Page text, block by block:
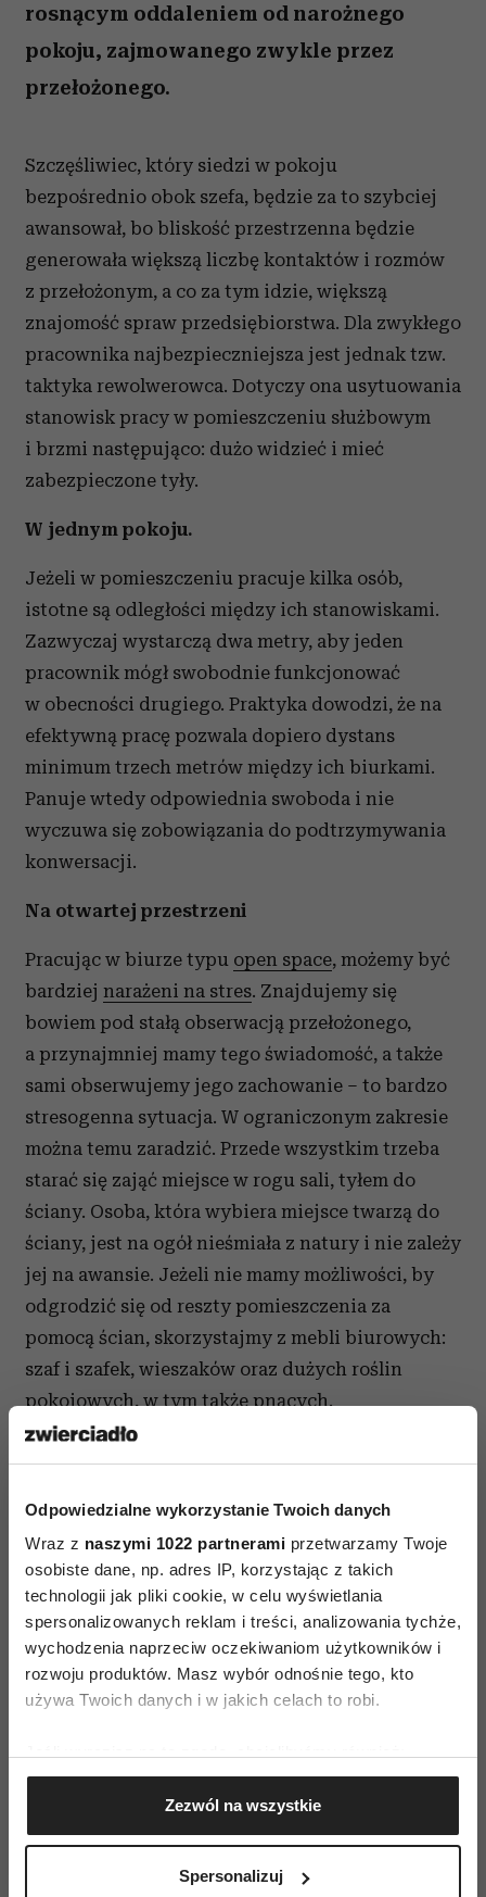
Odpowiedzialne wykorzystanie Twoich danych
Wraz z naszymi 1022 partnerami przetwarzamy Twoje
osobiste dane, np. adres IP, korzystając z takich
technologii jak pliki cookie, w celu wyświetlania
spersonalizowanych reklam i treści, analizowania tychże,
wychodzenia naprzeciw oczekiwaniom użytkowników i
rozwoju produktów. Masz wybór odnośnie tego, kto
używa Twoich danych i w jakich celach to robi.
Gromadzić dane dotyczące Twojej lokalizacji
geograficznej z dokładnością nawet do kilku metrów
Identyfikować Twoje urządzenie, aktywnie
(fingerprinting, czyli wirtualny odcisk palca)
Zezwól na wszystkie
Spersonalizuj
rosnącym oddaleniem od narożnego
pokoju, zajmowanego zwykle przez
przełożonego.
Szczęśliwiec, który siedzi w pokoju
bezpośrednio obok szefa, będzie za to szybciej
awansował, bo bliskość przestrzenna będzie
generowała większą liczbę kontaktów i rozmów
z przełożonym, a co za tym idzie, większą
znajomość spraw przedsiębiorstwa. Dla zwykłego
pracownika najbezpieczniejsza jest jednak tzw.
taktyka rewolwerowca. Dotyczy ona usytuowania
stanowisk pracy w pomieszczeniu służbowym
i brzmi następująco: dużo widzieć i mieć
zabezpieczone tyły.
W jednym pokoju.
Jeżeli w pomieszczeniu pracuje kilka osób,
istotne są odległości między ich stanowiskami.
Zazwyczaj wystarczą dwa metry, aby jeden
pracownik mógł swobodnie funkcjonować
w obecności drugiego. Praktyka dowodzi, że na
efektywną pracę pozwala dopiero dystans
minimum trzech metrów między ich biurkami.
Panuje wtedy odpowiednia swoboda i nie
wyczuwa się zobowiązania do podtrzymywania
konwersacji.
Na otwartej przestrzeni
Pracując w biurze typu open space, możemy być
bardziej narażeni na stres. Znajdujemy się
bowiem pod stałą obserwacją przełożonego,
a przynajmniej mamy tego świadomość, a także
sami obserwujemy jego zachowanie – to bardzo
stresogenna sytuacja. W ograniczonym zakresie
można temu zaradzić. Przede wszystkim trzeba
starać się zająć miejsce w rogu sali, tyłem do
ściany. Osoba, która wybiera miejsce twarzą do
ściany, jest na ogół nieśmiała z natury i nie zależy
jej na awansie. Jeżeli nie mamy możliwości, by
odgrodzić się od reszty pomieszczenia za
pomocą ścian, skorzystajmy z mebli biurowych:
szaf i szafek, wieszaków oraz dużych roślin
pokojowych, w tym także pnących.